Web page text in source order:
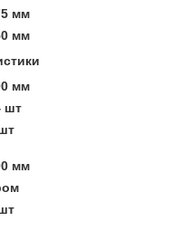
мм
мм
мм
шт
мм